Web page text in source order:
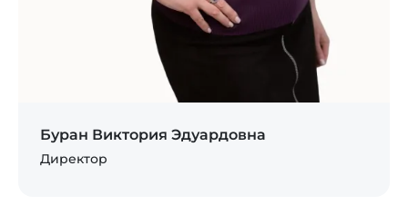
Буран Виктория Эдуардовна
Директор